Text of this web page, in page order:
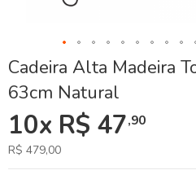
Cadeira Alta Madeira
63cm Natural
10x R$ 47,90
R$ 479,00
Skip
to
the
of
the
images